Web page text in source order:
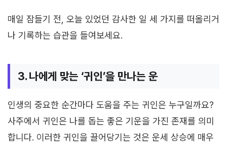
매일 잠들기 전, 오늘 있었던 감사한 일 세 가지를 떠올리거
나 기록하는 습관을 들여보세요.
3. 나에게 맞는 ‘귀인’을 만나는 운
인생의 중요한 순간마다 도움을 주는 귀인은 누구일까요?
사주에서 귀인은 나를 돕는 좋은 기운을 가진 존재를 의미
합니다. 이러한 귀인을 끌어당기는 것은 운세 상승에 매우